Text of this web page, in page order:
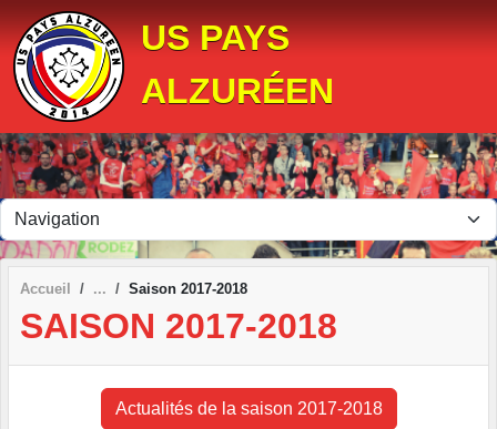
US PAYS
ALZURÉEN
Accueil Saison 2017-2018
SAISON 2017-2018
Actualités de la saison 2017-2018
Panneau de gestion des cookies